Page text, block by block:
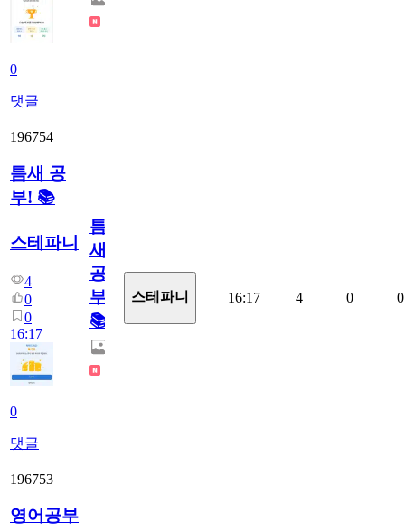
0
댓글
196754
틈새 공
부! 📚
스테파니
4
0
0
16:17
0
댓글
틈
새
공
부!
📚
스테파니 16:17 4 0 0
196753
영어공부